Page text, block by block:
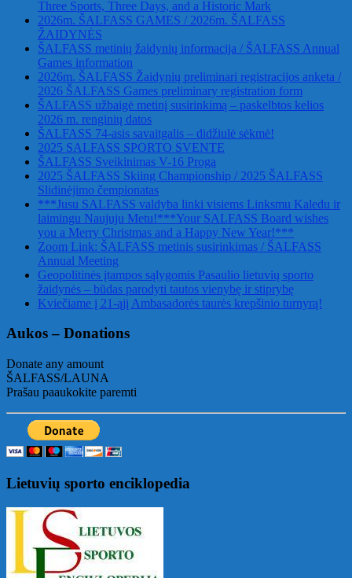
Three Sports, Three Days, and a Historic Mark
2026m. ŠALFASS GAMES / 2026m. ŠALFASS
ŽAIDYNĖS
ŠALFASS metinių žaidynių informacija / ŠALFASS Annual
Games information
2026m. ŠALFASS Žaidynių preliminari registracijos anketa /
2026 ŠALFASS Games preliminary registration form
ŠALFASS užbaigė metinį susirinkimą – paskelbtos kelios
2026 m. renginių datos
ŠALFASS 74-asis savaitgalis – didžiulė sėkmė!
2025 SALFASS SPORTO SVENTE
ŠALFASS Sveikinimas V-16 Proga
2025 ŠALFASS Skiing Championship / 2025 ŠALFASS
Slidinėjimo čempionatas
***Jusu SALFASS valdyba linki visiems Linksmu Kaledu ir
laimingu Naujuju Metu!***Your SALFASS Board wishes
you a Merry Christmas and a Happy New Year!***
Zoom Link: ŠALFASS metinis susirinkimas / ŠALFASS
Annual Meeting
Geopolitinės įtampos sąlygomis Pasaulio lietuvių sporto
žaidynės – būdas parodyti tautos vienybę ir stiprybę
Kviečiame į 21-ąjį Ambasadorės taurės krepšinio turnyrą!
Aukos – Donations
Donate any amount
ŠALFASS/LAUNA
Prašau paaukokite paremti
Lietuvių sporto enciklopedia